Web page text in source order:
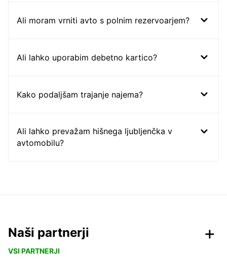
Ali moram vrniti avto s polnim rezervoarjem?
Ali lahko uporabim debetno kartico?
Kako podaljšam trajanje najema?
Ali lahko prevažam hišnega ljubljenčka v
avtomobilu?
Naši partnerji
VSI PARTNERJI